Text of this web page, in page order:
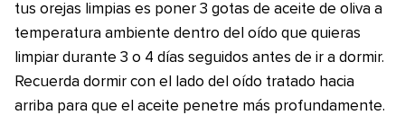
tus orejas limpias es poner 3 gotas de aceite de oliva a
temperatura ambiente dentro del oído que quieras
limpiar durante 3 o 4 días seguidos antes de ir a dormir.
Recuerda dormir con el lado del oído tratado hacia
arriba para que el aceite penetre más profundamente.